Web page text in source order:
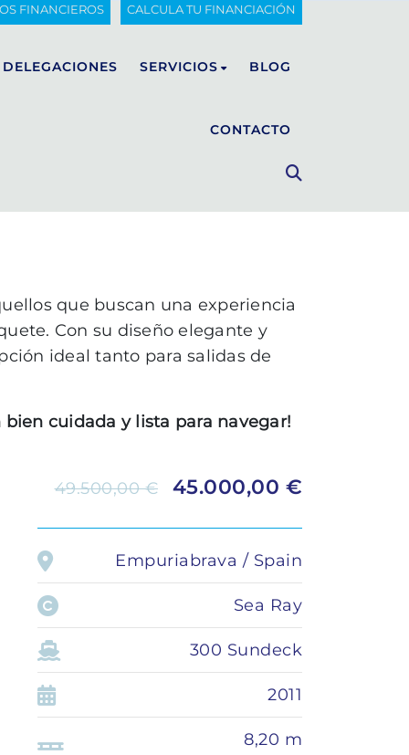
CALCULA TU FINANCIACIÓN
FINANCIEROS
FIART
CLASSIC
GRANTURISMO
TURISMO
ADRENALINA
DELEGACIONES SERVICIOS
Mantenimiento
Carpintería, tapicería y pintura
Fibra de vidrio
Seguros y financiación
BLOG
CONTACTO
que buscan una experiencia
Con su diseño elegante y
ideal tanto para salidas de
cuidada y lista para navegar!
49.500,00 € 45.000,00 €
Empuriabrava / Spain
Sea Ray
300 Sundeck
2011
8,20 m